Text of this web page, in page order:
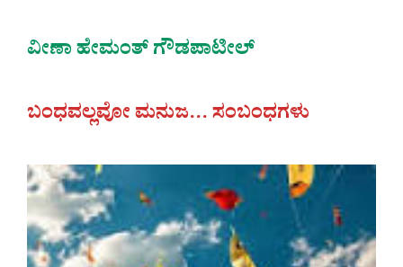
ವೀಣಾ ಹೇಮಂತ್‌ ಗೌಡಪಾಟೀಲ್
ಬಂಧವಲ್ಲವೋ ಮನುಜ… ಸಂಬಂಧಗಳು